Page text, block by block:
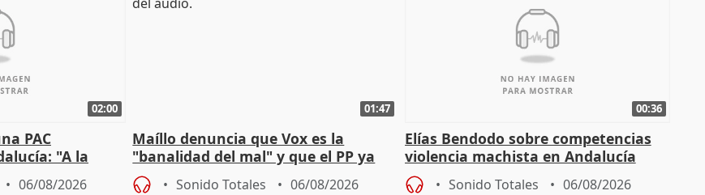
02:00
PAC
"A la
06/08/2026
01:47
Maíllo denuncia que Vox es la
"banalidad del mal" y que el PP ya
asume todas sus tesis
Sonido Totales 06/08/2026
00:36
Elías Bendodo sobre competencias
violencia machista en Andalucía
Sonido Totales 06/08/2026